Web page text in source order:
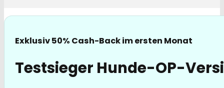
Exklusiv 50% Cash-Back im ersten Monat
Testsieger Hunde-OP-